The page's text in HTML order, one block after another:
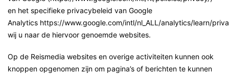
en het specifieke privacybeleid van Google
Analytics https://www.google.com/intl/nl_ALL/analytics/learn/
wij u naar de hiervoor genoemde websites.
Op de Reismedia websites en overige activiteiten kunnen ook
knoppen opgenomen zijn om pagina’s of berichten te kunnen